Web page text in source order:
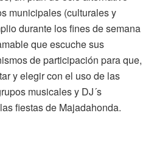
municipales (culturales y
durante los fines de semana
que escuche sus
de participación para que,
y elegir con el uso de las
musicales y DJ´s
fiestas de Majadahonda.